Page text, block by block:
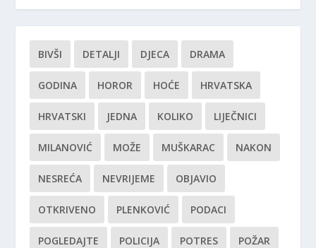
BIVŠI DETALJI DJECA DRAMA
GODINA HOROR HOĆE HRVATSKA
HRVATSKI JEDNA KOLIKO LIJEČNICI
MILANOVIĆ MOŽE MUŠKARAC NAKON
NESREĆA NEVRIJEME OBJAVIO
OTKRIVENO PLENKOVIĆ PODACI
POGLEDAJTE POLICIJA POTRES POŽAR